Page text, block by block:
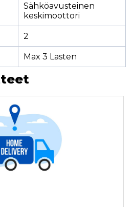
Sähköavusteinen
keskimoottori
2
Max 3 Lasten